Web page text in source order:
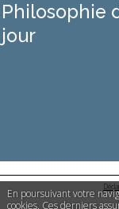
En poursuivant votre
cookies. Ces derniers
Philosophie
jour